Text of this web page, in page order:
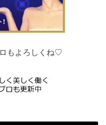
もよろしくね♡